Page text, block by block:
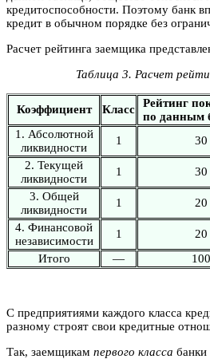
кредитоспособности. Поэтому банк
кредит в обычном порядке без
Расчет рейтинга заемщика
Таблица 3. Расчет
Коэффициент Класс
Рейтинг
по данным
1. Абсолютной
ликвидности
1 30
2. Текущей
ликвидности
1 30
3. Общей
ликвидности
1 20
4. Финансовой
независимости
1 20
Итого
— 100
С предприятиями каждого класса
разному строят свои кредитные
Так, заемщикам первого класса банки